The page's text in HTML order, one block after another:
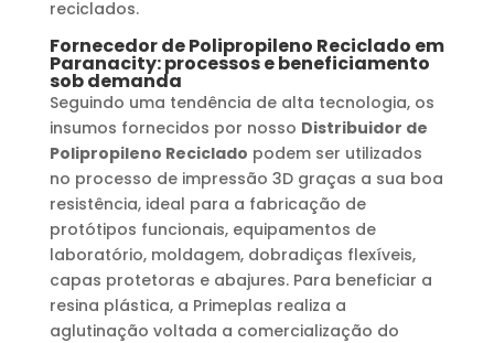
reciclados.
Fornecedor de Polipropileno Reciclado em
Paranacity: processos e beneficiamento
sob demanda
Seguindo uma tendência de alta tecnologia, os
insumos fornecidos por nosso Distribuidor de
Polipropileno Reciclado podem ser utilizados
no processo de impressão 3D graças a sua boa
resistência, ideal para a fabricação de
protótipos funcionais, equipamentos de
laboratório, moldagem, dobradiças flexíveis,
capas protetoras e abajures. Para beneficiar a
resina plástica, a Primeplas realiza a
aglutinação voltada a comercialização do